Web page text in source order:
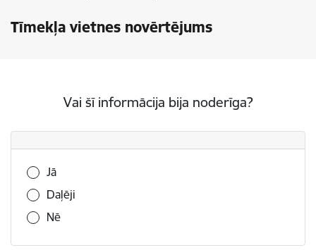
Tīmekļa vietnes novērtējums
Vai šī informācija bija noderīga?
Vai šī informācija bija noderīga?
Jā
Daļēji
Nē